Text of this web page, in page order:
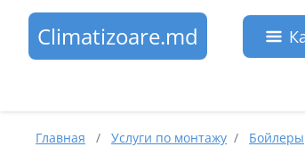
Climatizoare.md
Главная / Услуги по монтажу / Бойлеры